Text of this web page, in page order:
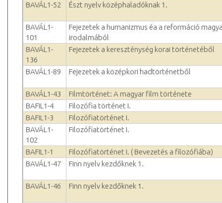
BAVÁL1-52 Észt nyelv középhaladóknak 1.
BAVÁL1-
101
Fejezetek a humanizmus éa a reformáció
irodalmából
BAVÁL1-
136
Fejezetek a kereszténység korai történetéből
BAVÁL1-89 Fejezetek a középkori hadtörténetből
BAVÁL1-43
Filmtörténet: A magyar film története
BAFIL1-4
Filozófia történet I.
BAFIL1-3
Filozófiatörténet I.
BAVÁL1-
102
Filozófiatörténet I.
BAFIL1-1
Filozófiatörténet I. ( Bevezetés a filozófiába)
BAVÁL1-47
Finn nyelv kezdőknek 1.
BAVÁL1-46 Finn nyelv kezdőknek 1.